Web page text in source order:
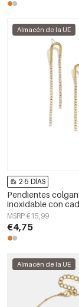
Almacén de la UE
2-5 DÍAS
Pendientes
inoxidable con
sencillo para
fiestas. Colección
mujer.
MSRP €15,99
€4,75
Almacén de la UE